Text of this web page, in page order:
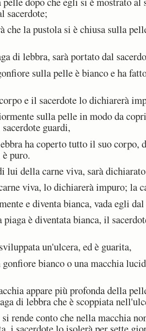
sacerdote;
che la pustola si è chiusa sulla
di lebbra, sarà portato dal
sulla pelle è bianco e ha
e il sacerdote lo dichiarerà
sulla pelle in modo da
guardi,
ha coperto tutto il suo corpo,
puro.
lui della carne viva, sarà
viva, lo dichiarerà impuro; la
e diventa bianca, vada egli
è diventata bianca, il
un'ulcera, ed è guarita,
bianco o una macchia
appare più profonda della
di lebbra che è scoppiata
rende conto che nella macchia